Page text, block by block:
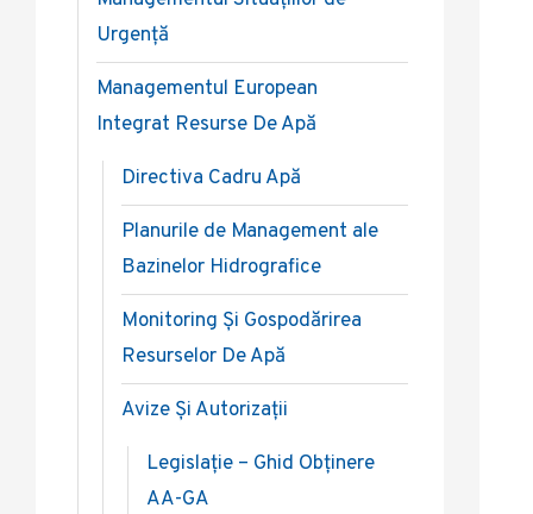
Urgență
Managementul European
Integrat Resurse De Apă
Directiva Cadru Apă
Planurile de Management ale
Bazinelor Hidrografice
Monitoring Și Gospodărirea
Resurselor De Apă
Avize Și Autorizații
Legislație – Ghid Obținere
AA-GA